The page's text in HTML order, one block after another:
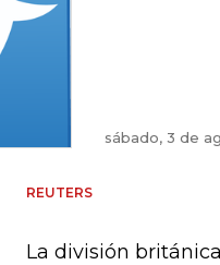
sábado, 3 de
REUTERS
La división